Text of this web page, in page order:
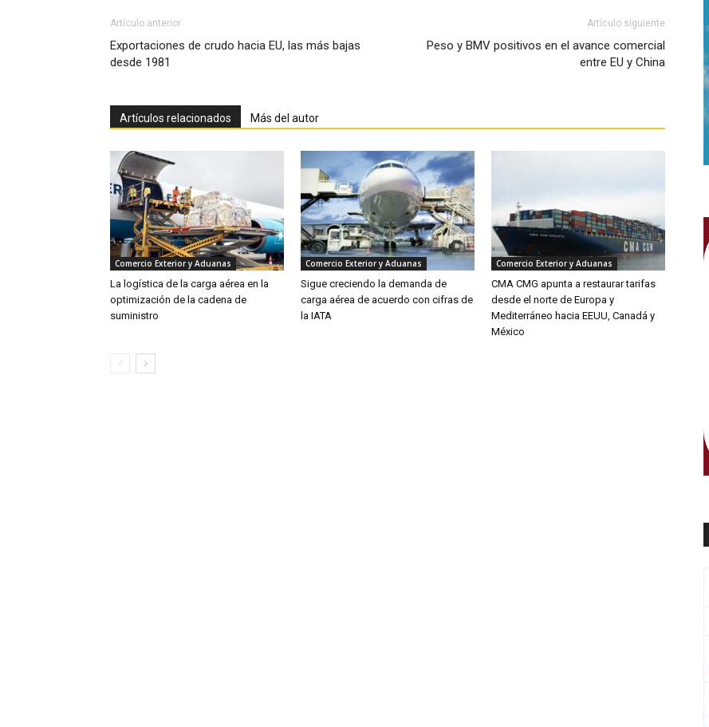
Artículo anterior
Exportaciones de crudo hacia EU, las más bajas
desde 1981
Artículo siguiente
Peso y BMV positivos en el avance comercial
entre EU y China
Artículos relacionados Más del autor
Comercio Exterior y Aduanas
La logística de la carga aérea en la
optimización de la cadena de
suministro
Comercio Exterior y Aduanas
Sigue creciendo la demanda de
carga aérea de acuerdo con cifras de
la IATA
Comercio Exterior y Aduanas
CMA CMG apunta a restaurar tarifas
desde el norte de Europa y
Mediterráneo hacia EEUU, Canadá y
México